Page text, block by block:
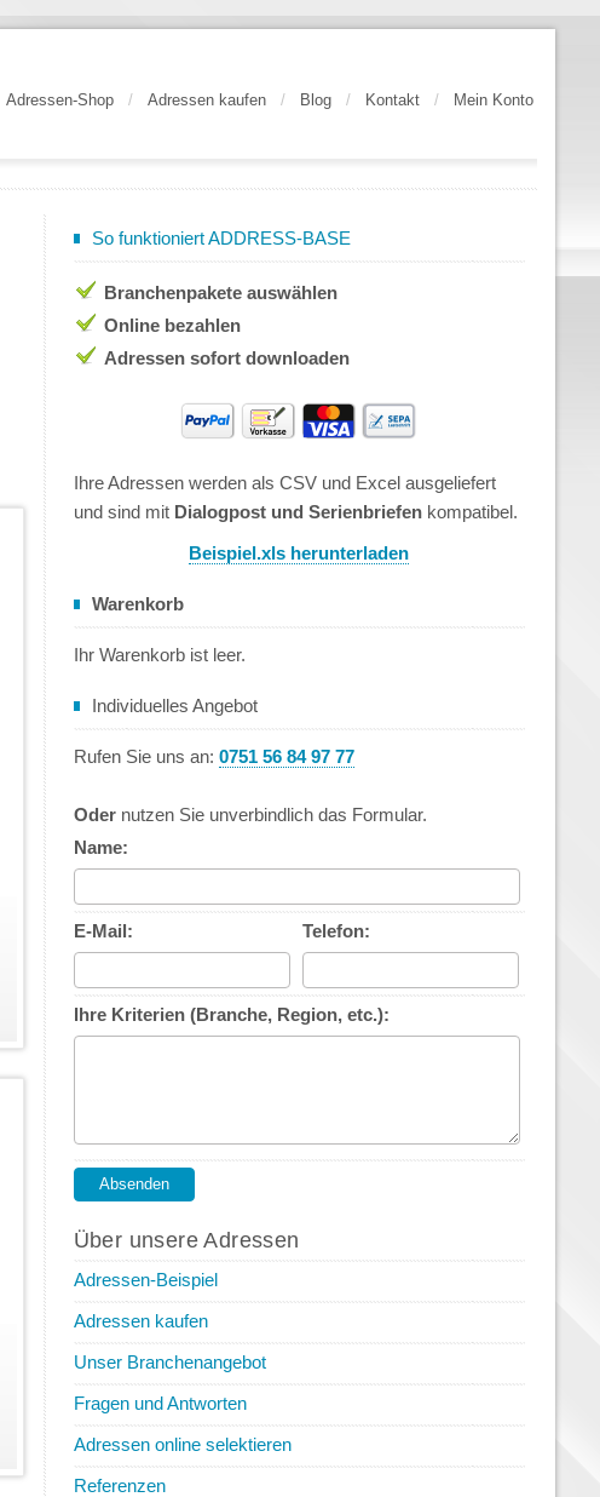
Adressen-Shop / Adressen kaufen / Blog / Kontakt / Mein Konto
So funktioniert ADDRESS-BASE
Branchenpakete auswählen
Online bezahlen
Adressen sofort downloaden
Ihre Adressen werden als CSV und Excel ausgeliefert
und sind mit Dialogpost und Serienbriefenkompatibel.
Beispiel.xls herunterladen
Warenkorb
Ihr Warenkorb ist leer.
Individuelles Angebot
Rufen Sie uns an: 0751 56 84 97 77
Odernutzen Sie unverbindlich das Formular.
Name:
E-Mail: Telefon:
Ihre Kriterien (Branche, Region, etc.):
Über unsere Adressen
Adressen-Beispiel
Adressen kaufen
Unser Branchenangebot
Fragen und Antworten
Adressen online selektieren
Referenzen